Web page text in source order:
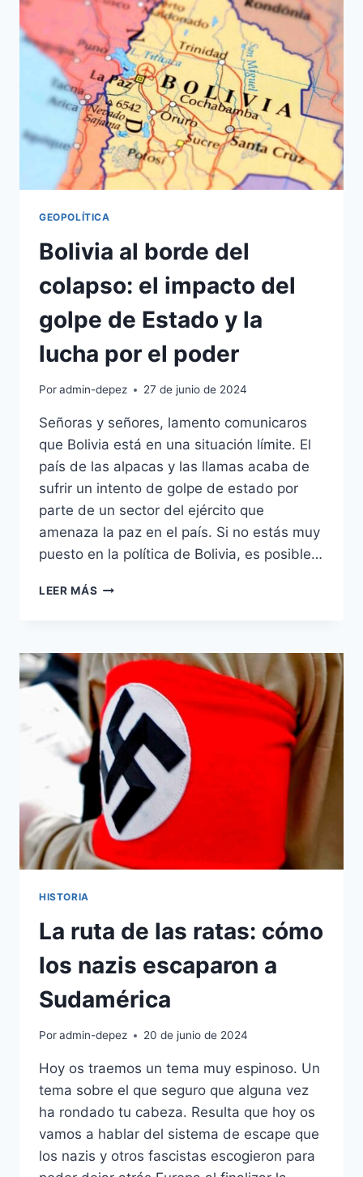
QUE
CAMBIÓ
NORTEAMÉRICA
PARA
SIEMPRE
GEOPOLÍTICA
Bolivia al borde del
colapso: el impacto del
golpe de Estado y la
lucha por el poder
Poradmin-depez 27 de junio de 2024
Señoras y señores, lamento comunicaros
que Bolivia está en una situación límite. El
país de las alpacas y las llamas acaba de
sufrir un intento de golpe de estado por
parte de un sector del ejército que
amenaza la paz en el país. Si no estás muy
puesto en la política de Bolivia, es posible…
LEER MÁS BOLIVIA
COLAPSO:
EL
IMPACTO
DEL
GOLPE
DE
ESTADO
Y
LA
LUCHA
POR
EL
PODER
HISTORIA
La ruta de las ratas: cómo
los nazis escaparon a
Sudamérica
Poradmin-depez 20 de junio de 2024
Hoy os traemos un tema muy espinoso. Un
tema sobre el que seguro que alguna vez
ha rondado tu cabeza. Resulta que hoy os
vamos a hablar del sistema de escape que
los nazis y otros fascistas escogieron para